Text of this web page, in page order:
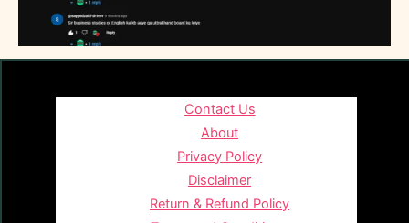
Contact Us
About
Privacy Policy
Disclaimer
Return & Refund Policy